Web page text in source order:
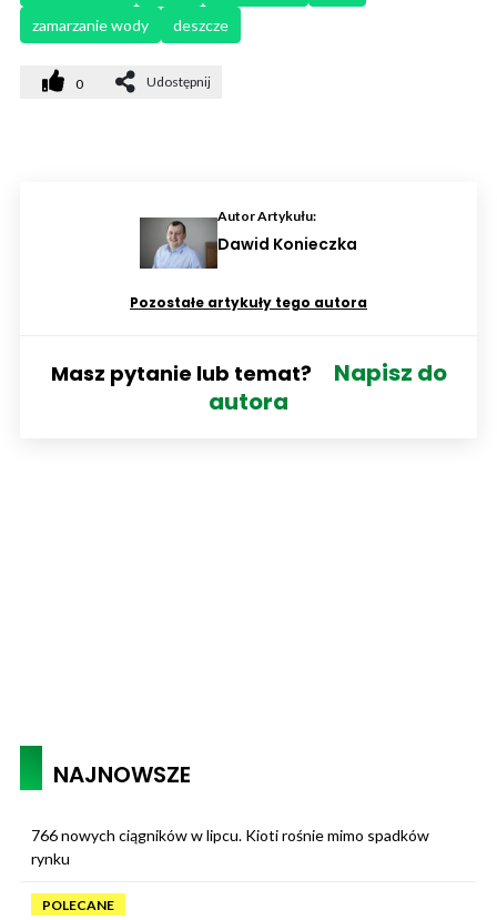
zamarzanie wody
deszcze
0 Udostępnij
Autor Artykułu:
Dawid Konieczka
Pozostałe artykuły tego autora
Masz pytanie lub temat?
Napisz do
autora
NAJNOWSZE
766 nowych ciągników w lipcu. Kioti rośnie mimo spadków
rynku
POLECANE